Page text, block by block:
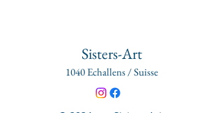
Sisters-Art
1040 Echallens / Suisse